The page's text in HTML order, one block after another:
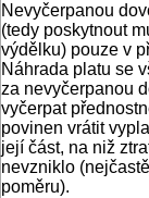
Nevyčerpanou
(tedy poskytnout
výdělku) pouze v
Náhrada platu se
za nevyčerpanou
vyčerpat
povinen vrátit
její část, na niž
nevzniklo
poměru).